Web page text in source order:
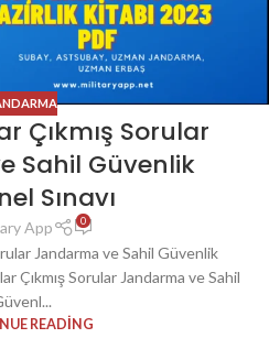
Çıkmış Sorular
Sahil Güvenlik
Sınavı
App 0
Jandarma ve Sahil Güvenlik
Çıkmış Sorular Jandarma ve Sahil
READING